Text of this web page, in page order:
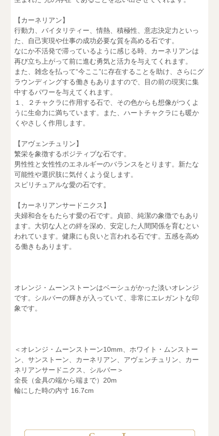
【カーネリアン】
行動力、バイタリティー、情熱、積極性、意志決定力といっ
た、自己実現や仕事の成功必要な質を高める石です。
なにか不活発で滞っているように感じる時、カーネリアンは
再び立ち上がって前に進む勇気と活力を与えてくれます。
また、雑念を払って“今ここ”に存在することを助け、さらにグ
ラウンディングする働きもありますので、目の前の現実に集
中するパワーを与えてくれます。
１、２チャクラに作用する石で、その色からも想像がつくよ
うに生命力に満ちています。また、ハートチャクラにも暖か
くやさしく作用します。
【アヴェンチュリン】
繁栄を象徴するポジティブな石です。
男性性と女性性のエネルギーのバランスをとります。新たな
可能性や選択肢に気付くよう促します。
スピリチュアルな愛の石です。
【カーネリアンサードニクス】
夫婦和合をもたらす愛の石です。貞節、純潔の象徴でもあり
ます。大切な人との絆を深め、安定した人間関係を育むとい
われています。健康にも良いと言われる石です。五感を高め
る働きもあります。
オレンジ・ムーンストーンはベーシュがかった淡いオレンジ
です。シルバーの輝きが入っていて、非常にエレガントな印
象です。
＜オレンジ・ムーンストーン10mm、ホワイト・ムンストー
ン、サンストーン、カーネリアン、アヴェンチュリン、カー
ネリアンサードニクス、シルバー＞
全長（金具の端から端まで）20m
輪にした時の内寸 16.7cm